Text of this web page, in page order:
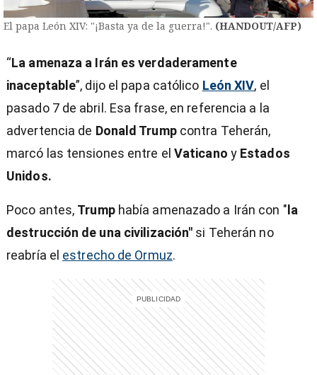
El papa León XIV: "¡Basta ya de la guerra!". (HANDOUT/AFP)
“La amenaza a Irán es verdaderamente
inaceptable”, dijo el papa católico León XIV, el
pasado 7 de abril. Esa frase, en referencia a la
advertencia de Donald Trumpcontra Teherán,
marcó las tensiones entre el Vaticano y Estados
Unidos.
Poco antes, Trumphabía amenazado a Irán con "la
destrucción de una civilización" si Teherán no
reabría el estrecho de Ormuz.